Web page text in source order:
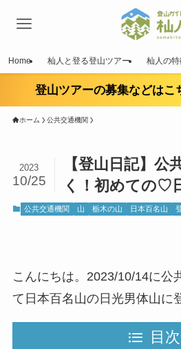
Home 杣人と登る登山ツアー 杣人の
登山ツアーの募集などはこ
ホーム 公共交通機関
【登山日記】公
く！初めての♡
2023
10/25
公共交通機関 山 栃木の山 日本百名山
こんにちは。2023/10/14に公
て日本百名山の日光男体山に
目次